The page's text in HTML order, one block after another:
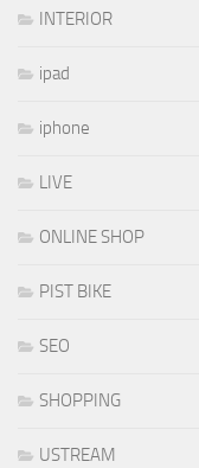
INTERIOR
ipad
iphone
LIVE
ONLINE SHOP
PIST BIKE
SEO
SHOPPING
USTREAM